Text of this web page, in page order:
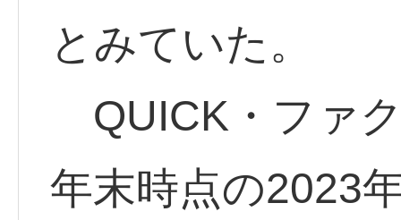
とみていた。
QUICK・ファ
年末時点の2023